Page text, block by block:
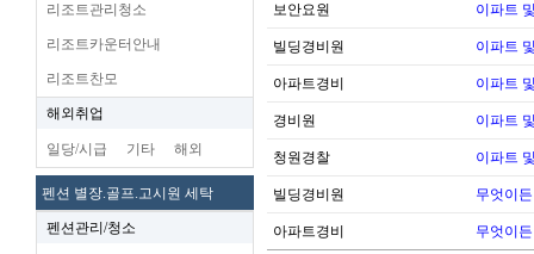
리조트관리청소
리조트카운터안내
리조트찬모
해외취업
일당/시급 기타 해외
펜션 별장.골프.고시원 세탁
펜션관리/청소
보안요원 이파트
빌딩경비원 이파트
아파트경비 이파트
경비원 이파트
청원경찰 이파트
빌딩경비원 무엇이
아파트경비 무엇이